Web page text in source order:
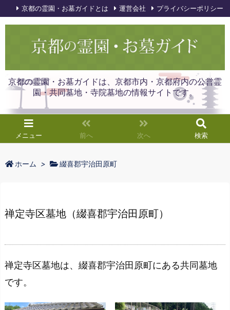
京都の霊園・お墓ガイドは、京都市内・京都府内の公営霊
園・共同墓地・寺院墓地の情報サイトです。
メニュー 前へ 次へ 検索
京都の霊園・お墓ガイドとは 運営会社 プライバシーポリシー
ホーム > 綴喜郡宇治田原町
禅定寺区墓地（綴喜郡宇治田原町）
禅定寺区墓地は、綴喜郡宇治田原町にある共同墓地
です。